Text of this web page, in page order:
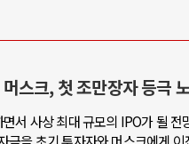
스크, 첫 조만장자 등극
서 사상 최대 규모의 IPO가 될